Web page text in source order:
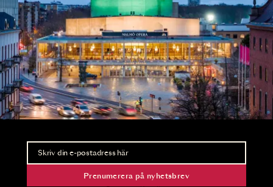
Nyhetsbrev
Ta del av förhandsinformation och biljettsläpp.
Prenumerera på nyhetsbrev